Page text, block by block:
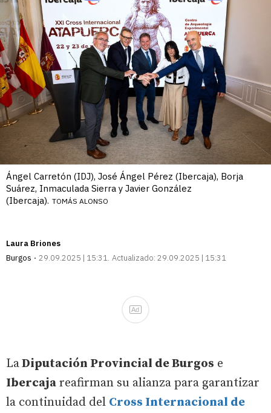
Ángel Carretón (IDJ), José Ángel Pérez (Ibercaja), Borja
Suárez, Inmaculada Sierra y Javier González
(Ibercaja). TOMÁS ALONSO
Laura Briones
Burgos
29.09.2025 | 15:31 Actualizado: 29.09.2025 | 15:31
Ad
LaDiputación Provincial de Burgos e
Ibercaja reafirman su alianza para garantizar
la continuidad del Cross Internacional de